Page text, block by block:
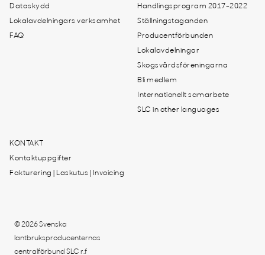
Dataskydd
Lokalavdelningars verksamhet
FAQ
Handlingsprogram 2017-2022
Ställningstaganden
Producentförbunden
Lokalavdelningar
Skogsvårdsföreningarna
Bli medlem
Internationellt samarbete
SLC in other languages
KONTAKT
Kontaktuppgifter
Fakturering | Laskutus | Invoicing
© 2026 Svenska
lantbruksproducenternas
centralförbund SLC r.f